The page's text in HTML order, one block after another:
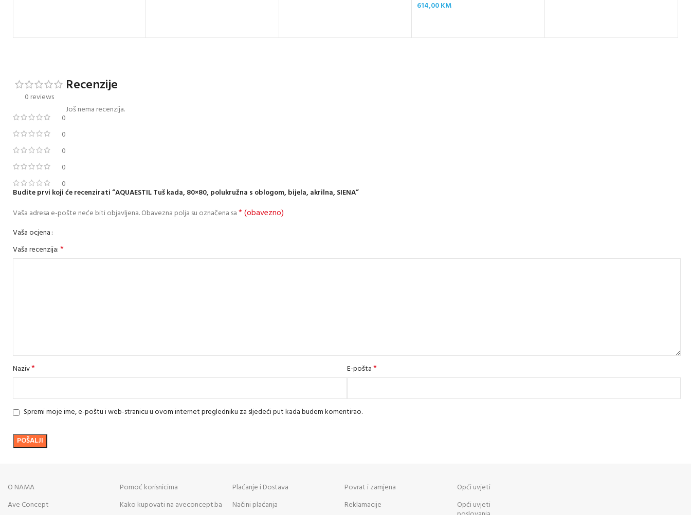
614,00KM
0 reviews
0
0
0
0
0
Recenzije
Još nema recenzija.
Budite prvi koji će recenzirati “AQUAESTIL Tuš kada, 80×80, polukružna s oblogom, bijela, akrilna, SIENA”
Vaša adresa e-pošte neće biti objavljena.Obavezna polja su označena sa* (obavezno)
Vaša ocjena
Vaša recenzija:*
Naziv* E-pošta*
Spremi moje ime, e-poštu i web-stranicu u ovom internet pregledniku za sljedeći put kada budem komentirao.
O NAMA
Ave Concept
Pomoć korisnicima
Kako kupovati na aveconcept.ba
Plaćanje i Dostava
Načini plaćanja
Povrat i zamjena
Reklamacije
Opći uvjeti
Opći uvjeti